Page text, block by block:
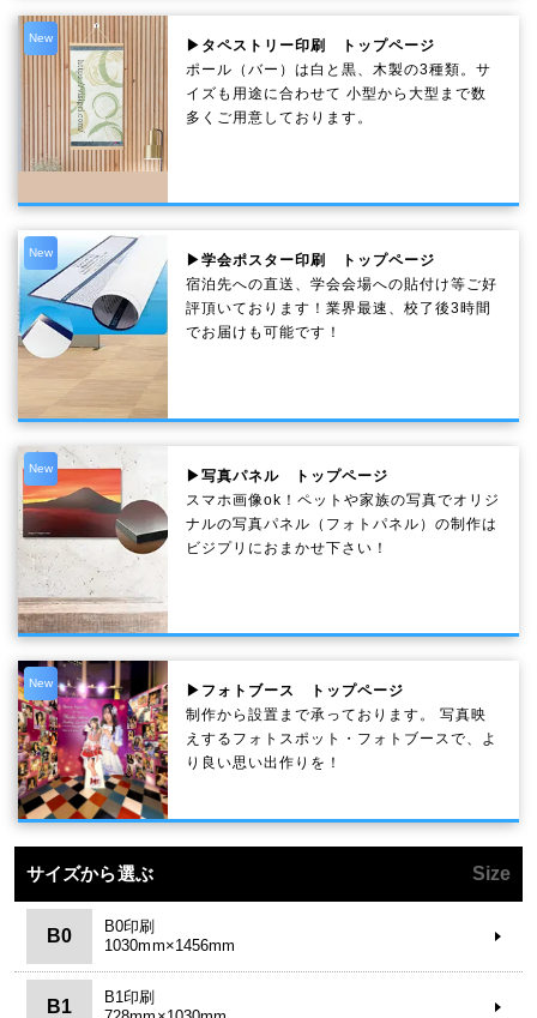
New
▶タペストリー印刷 トップページ
ポール（バー）は白と黒、木製の3種類。サ
イズも用途に合わせて 小型から大型まで数
多くご用意しております。
New
▶学会ポスター印刷 トップページ
宿泊先への直送、学会会場への貼付け等ご好
評頂いております！業界最速、校了後3時間
でお届けも可能です！
New
▶写真パネル トップページ
スマホ画像ok！ペットや家族の写真でオリジ
ナルの写真パネル（フォトパネル）の制作は
ビジプリにおまかせ下さい！
New
▶フォトブース トップページ
制作から設置まで承っております。 写真映
えするフォトスポット・フォトブースで、よ
り良い思い出作りを！
サイズから選ぶ Size
B0
B0印刷
1030mm×1456mm
B1
B1印刷